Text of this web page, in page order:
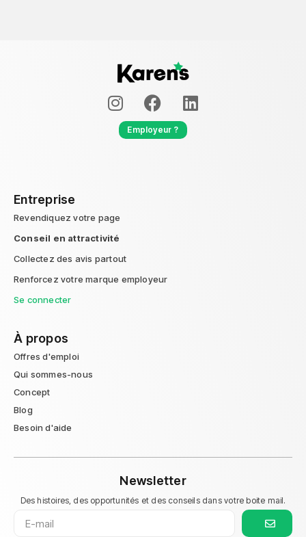
Employeur ?
Entreprise
Revendiquez votre page
Conseil en attractivité
Collectez des avis partout
Renforcez votre marque employeur
Se connecter
À propos
Offres d'emploi
Qui sommes-nous
Concept
Blog
Besoin d'aide
Newsletter
Des histoires, des opportunités et des conseils dans votre boite mail.